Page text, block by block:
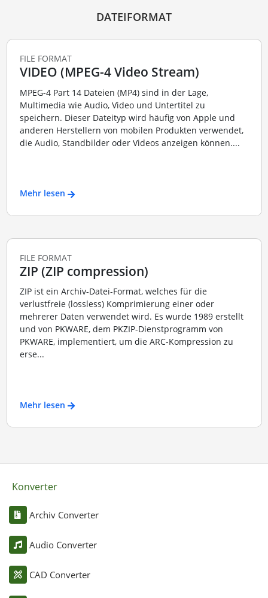
DATEIFORMAT
FILE FORMAT
VIDEO (MPEG-4 Video Stream)
MPEG-4 Part 14 Dateien (MP4) sind in der Lage,
Multimedia wie Audio, Video und Untertitel zu
speichern. Dieser Dateityp wird häufig von Apple und
anderen Herstellern von mobilen Produkten verwendet,
die Audio, Standbilder oder Videos anzeigen können....
Mehr lesen
FILE FORMAT
ZIP (ZIP compression)
ZIP ist ein Archiv-Datei-Format, welches für die
verlustfreie (lossless) Komprimierung einer oder
mehrerer Daten verwendet wird. Es wurde 1989 erstellt
und von PKWARE, dem PKZIP-Dienstprogramm von
PKWARE, implementiert, um die ARC-Kompression zu
erse...
Mehr lesen
Konverter
Archiv Converter
Audio Converter
CAD Converter